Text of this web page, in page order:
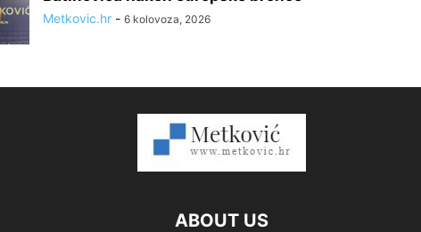
Metkovic.hr - 6 kolovoza, 2026
ABOUT US